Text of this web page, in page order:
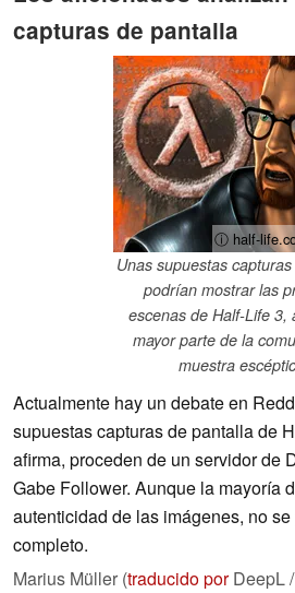
capturas de pantalla
ⓘ half-
Unas supuestas
podrían mostrar las
escenas de Half-Life 3,
mayor parte de la
muestra
Actualmente hay un debate en
supuestas capturas de pantalla de
afirma, proceden de un servidor de
Gabe Follower. Aunque la mayoría
autenticidad de las imágenes, no
completo.
Marius Müller (traducido porDeepL